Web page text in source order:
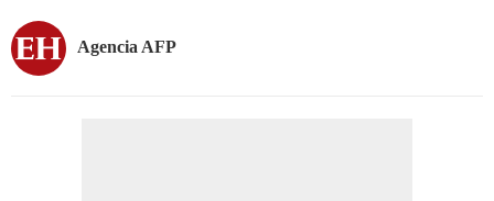
Agencia AFP